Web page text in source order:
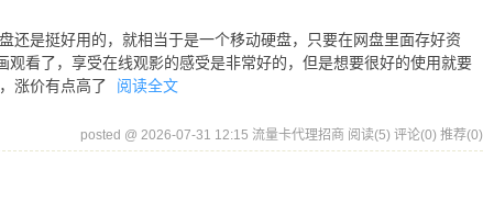
还是挺好用的，就相当于是一个移动硬盘，只要在网盘里面存好资
看了，享受在线观影的感受是非常好的，但是想要很好的使用就要
涨价有点高了
阅读全文
posted @ 2026-07-31 12:15 流量卡代理招商 阅读(5) 评论(0) 推荐(0)